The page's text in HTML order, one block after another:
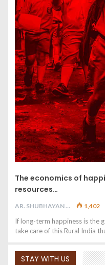
The economics of
resources…
AR. SHUBHAYAN M 1,402
If long-term happiness is the
take care of this Rural India
STAY WITH US